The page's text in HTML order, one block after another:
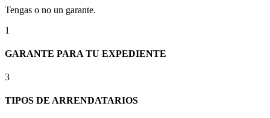
Tengas o no un garante.
1
GARANTE PARA TU EXPEDIENTE
3
TIPOS DE ARRENDATARIOS